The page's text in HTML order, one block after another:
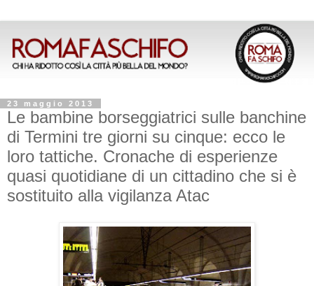
23 maggio 2013
Le bambine borseggiatrici sulle banchine
di Termini tre giorni su cinque: ecco le
loro tattiche. Cronache di esperienze
quasi quotidiane di un cittadino che si è
sostituito alla vigilanza Atac